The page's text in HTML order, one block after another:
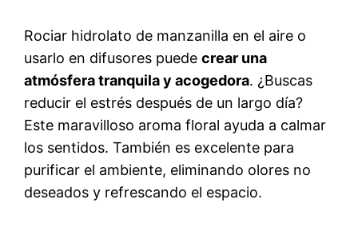
Rociar hidrolato de manzanilla en el aire o
usarlo en difusores puedecrear una
atmósfera tranquila y acogedora. ¿Buscas
reducir el estrés después de un largo día?
Este maravilloso aroma floral ayuda a calmar
los sentidos. También es excelente para
purificar el ambiente, eliminando olores no
deseados y refrescando el espacio.